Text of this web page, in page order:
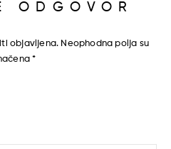
ODGOVOR
objavljena. Neophodna polja su
*